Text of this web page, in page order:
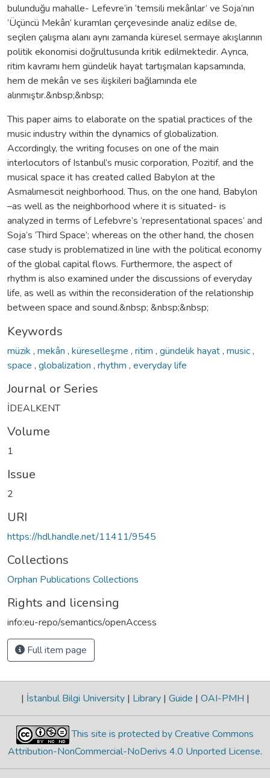
bulunduğu mahalle- Lefevre’in ‘temsili mekânlar’ ve Soja’nın
‘Üçüncü Mekân’ kuramları çerçevesinde analiz edilse de,
seçilen çalışma alanı aynı zamanda küresel sermaye akışlarının
politik ekonomisi doğrultusunda kritik edilmektedir. Ayrıca,
ritim kavramı hem gündelik hayat tartışmaları kapsamında,
hem de mekân ve ses ilişkileri bağlamında ele
alınmıştır.&nbsp;&nbsp;
This paper aims to elaborate on the spatial practices of the
music industry within the dynamics of globalization.
Accordingly, the writing focuses on one of the main
interlocutors of Istanbul’s music corporation, Pozitif, and the
musical space it has created called Babylon at the
Asmalımescit neighborhood. Thus, on the one hand, Babylon
–as well as the neighborhood where it is situated- is
analyzed in terms of Lefebvre’s ‘representational spaces’ and
Soja’s ‘Third Space’; whereas on the other hand, the chosen
case study is problematized in line with the political economy
of the global capital flows. Furthermore, the aspect of
rhythm is also examined under the discussions of everyday
life, as well as within the reconsideration of the relationship
between space and sound.&nbsp; &nbsp;&nbsp;
Keywords
müzik , mekân , küreselleşme , ritim , gündelik hayat, music,
space , globalization , rhythm , everyday life
Journal or Series
İDEALKENT
Volume
1
Issue
2
URI
https://hdl.handle.net/11411/9545
Collections
Orphan Publications Collections
Rights and licensing
info:eu-repo/semantics/openAccess
Full item page
| İstanbul Bilgi University | Library | Guide | OAI-PMH |
This site is protected by Creative Commons
Attribution-NonCommercial-NoDerivs 4.0 Unported License.